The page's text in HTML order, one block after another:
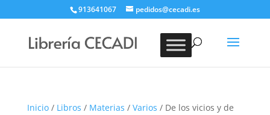
913641067 pedidos@cecadi.es
BUSCAR
Inicio/ Libros / Materias / Varios / De los vicios y de